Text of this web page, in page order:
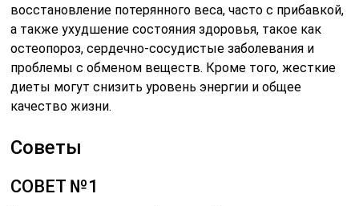
восстановление потерянного веса, часто с прибавкой,
а также ухудшение состояния здоровья, такое как
остеопороз, сердечно-сосудистые заболевания и
проблемы с обменом веществ. Кроме того, жесткие
диеты могут снизить уровень энергии и общее
качество жизни.
Советы
СОВЕТ №1